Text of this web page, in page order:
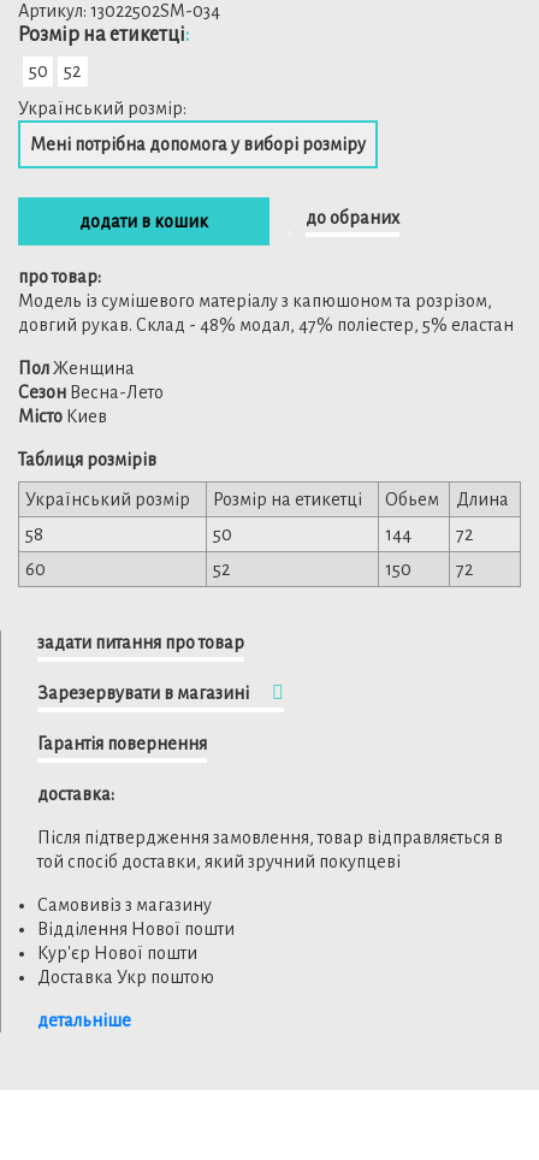
Артикул: 13022502SM-034
Розмiр на етикетці:
50
52
Український розмір:
Мені потрібна допомога у виборі розміру
додати в кошик до обраних
про товар:
Модель із сумішевого матеріалу з капюшоном та розрізом,
довгий рукав. Склад - 48% модал, 47% поліестер, 5% еластан
ПолЖенщина
Сезон Весна-Лето
Місто Киев
Таблиця розмірів
Український розмір Розмір на етикетці Обьем
Длина
58
50 144
72
60
52 150 72
задати питання про товар
Зарезервувати в магазині
Гарантія повернення
доставка:
Після підтвердження замовлення, товар відправляється в
той спосіб доставки, який зручний покупцеві
Самовивіз з магазину
Відділення Нової пошти
Кур'єр Нової пошти
Доставка Укр поштою
детальніше